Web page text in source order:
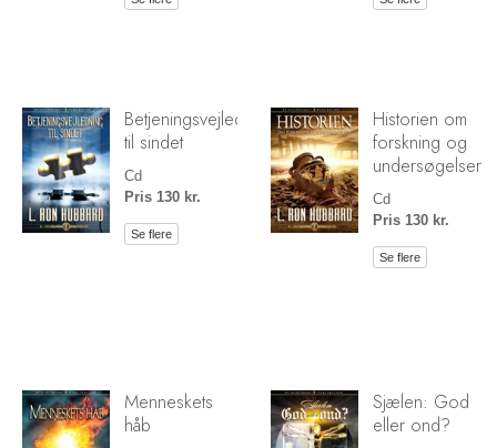
Betjeningsvejledning
til sindet
Cd
Pris 130 kr.
Se flere
Historien om
forskning og
undersøgelser
Cd
Pris 130 kr.
Se flere
Menneskets
håb
Sjælen: God
eller ond?